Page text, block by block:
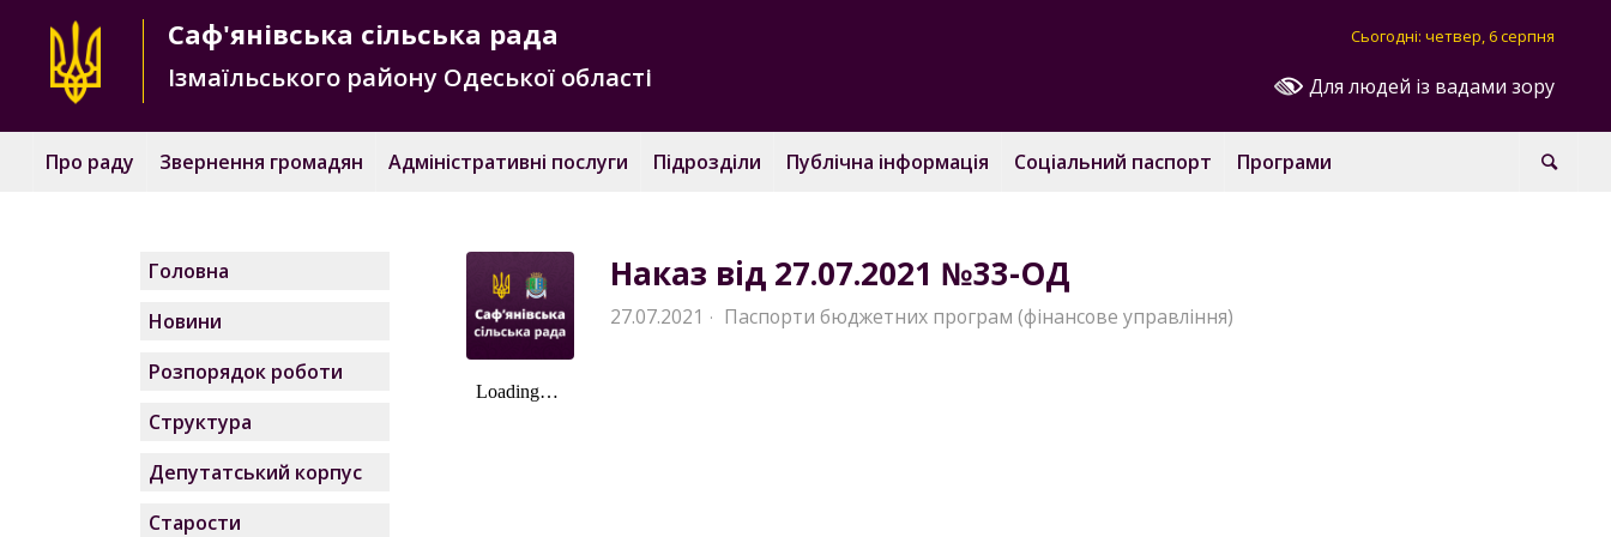
Для людей із вадами зору
Сьогодні: четвер, 6 серпня
Саф'янівська сільська рада
Ізмаїльського району Одеської області
Про раду Звернення громадян Адміністративні послуги Підрозділи Публічна інформація Соціальний паспорт Програми
Наказ від 27.07.2021 №33-ОД
27.07.2021 · Паспорти бюджетних програм (фінансове управління)
Головна
Новини
Розпорядок роботи
Структура
Депутатський корпус
Старости